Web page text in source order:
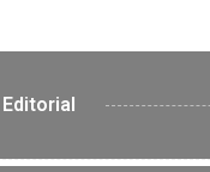
Editorial